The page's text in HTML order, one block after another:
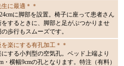
に最適＊＊
に脚部を設置。椅子に座って患者さん
するときに、脚部と足がぶつかりませ
歩行もスムーズです。
楽にする有孔加工＊＊
する小判型の空気孔。ベッド上端より
・横幅9cmの孔となります。特注（有料）